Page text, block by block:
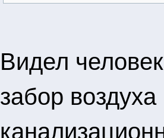
Видел
забор